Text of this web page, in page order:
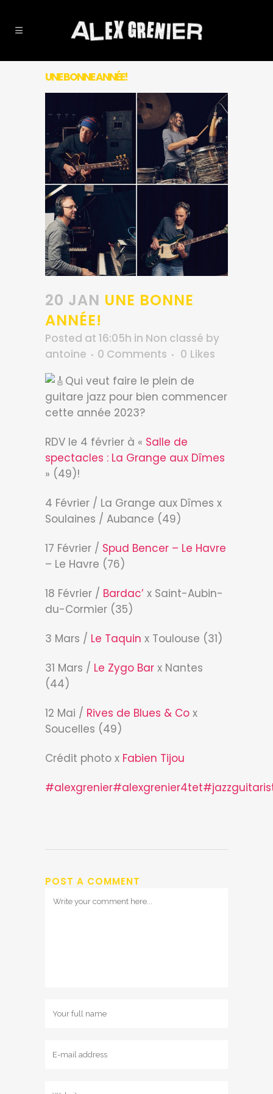
UNE BONNE ANNÉE!
20 JAN UNE BONNE
ANNÉE!
Posted at 16:05h in Non classé by
antoine
0 Comments 0 Likes
Qui veut faire le plein de
guitare jazz pour bien commencer
cette année 2023?
RDV le 4 février à « Salle de
spectacles : La Grange aux Dîmes
» (49)!
4 Février / La Grange aux Dîmes x
Soulaines / Aubance (49)
17 Février / Spud Bencer – Le Havre
– Le Havre (76)
18 Février / Bardac’ x Saint-Aubin-
du-Cormier (35)
3 Mars / Le Taquin x Toulouse (31)
31 Mars / Le Zygo Bar x Nantes
(44)
12 Mai / Rives de Blues & Co x
Soucelles (49)
Crédit photo x Fabien Tijou
#alexgrenier#alexgrenier4tet
POST A COMMENT